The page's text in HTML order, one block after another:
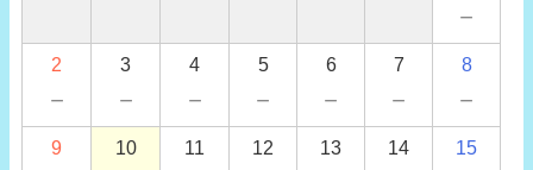
－
2
－
3
－
4
－
5
－
6
－
7
－
8
－
9 10 11 12 13 14 15